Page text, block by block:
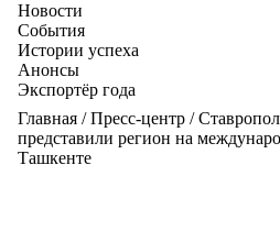
Новости
События
Истории успеха
Анонсы
Экспортёр года
Главная /Пресс-центр /
представили регион на
Ташкенте